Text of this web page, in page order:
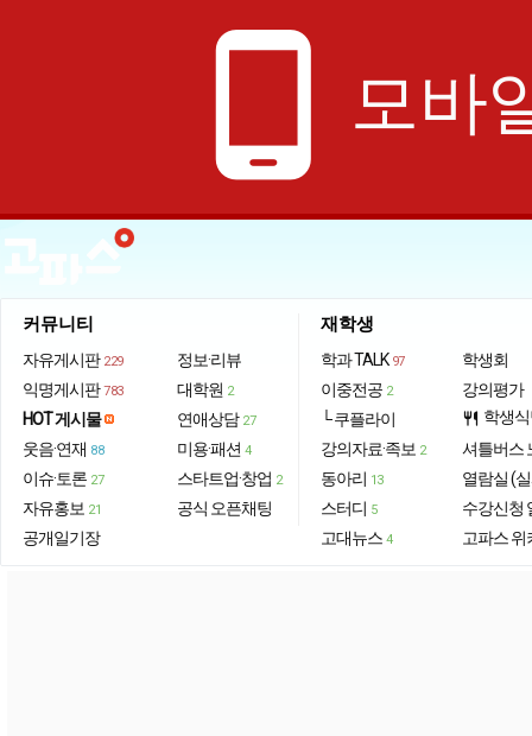
phone_android 모바
커뮤니티
자유게시판 229
익명게시판 783
HOT 게시물
웃음·연재 88
이슈·토론 27
자유홍보 21
공개일기장
정보·리뷰
대학원 2
연애상담 27
미용·패션 4
스타트업·창업 2
공식 오픈채팅
재학생
학과 TALK 97
이중전공 2
└ 쿠플라이
강의자료·족보 2
동아리 13
스터디 5
고대뉴스 4
학생회
강의평가
restaurant 학생
셔틀버스
열람실 (
수강신청
고파스 위